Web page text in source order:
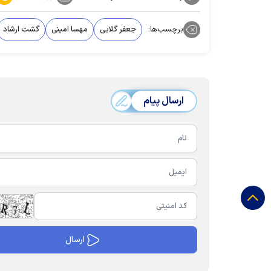
برچسب‌ها: جعفر گلابی مهسا امینی گشت ارشاد
ارسال پیام